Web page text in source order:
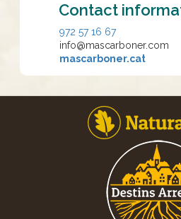
Contact
972 57 16 67
info@mascarboner.com
mascarboner.cat